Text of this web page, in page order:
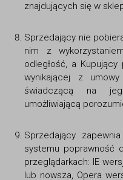
znajdujących się w
Sprzedający nie
nim z
odległość, a
wynikającej z
świadczącą na
umożliwiającą
Sprzedający
systemu poprawność
przeglądarkach: IE
lub nowsza, Opera